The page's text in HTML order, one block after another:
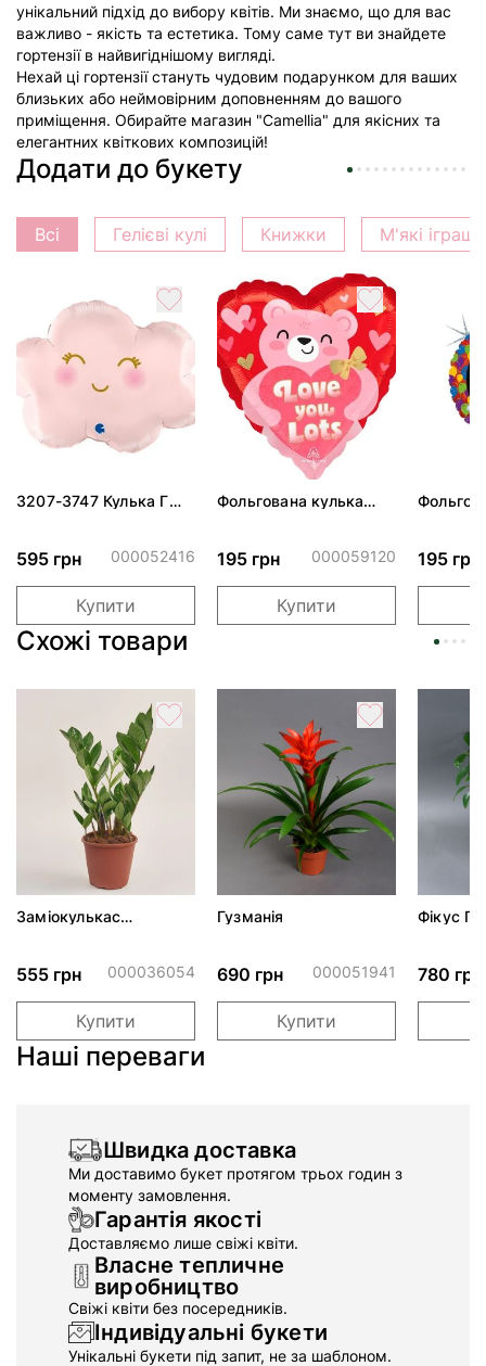
унікальний підхід до вибору квітів. Ми знаємо, що для вас
важливо - якість та естетика. Тому саме тут ви знайдете
гортензії в найвигіднішому вигляді.
Нехай ці гортензії стануть чудовим подарунком для ваших
близьких або неймовірним доповненням до вашого
приміщення. Обирайте магазин "Camellia" для якісних та
елегантних квіткових композицій!
Додати до букету
Всі Гелієві кулі Книжки М'які
3207-3747 Кулька Г
595 грн 000052416
Купити
Фольгована кулька
195 грн 000059120
Купити
195 грн
Схожі товари
Заміокулькас
555 грн 000036054
Купити
Гузманія
690 грн 000051941
Купити
Фікус
780 грн
Наші переваги
Швидка доставка
Ми доставимо букет протягом трьох годин з
моменту замовлення.
Гарантія якості
Доставляємо лише свіжі квіти.
Власне тепличне
виробництво
Свіжі квіти без посередників.
Індивідуальні букети
Унікальні букети під запит, не за шаблоном.